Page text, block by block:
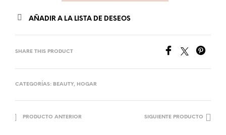
AÑADIR A LA LISTA DE DESEOS
SHARE THIS PRODUCT
CATEGORÍAS: BEAUTY, HOGAR
PRODUCTO ANTERIOR SIGUIENTE PRODUCTO